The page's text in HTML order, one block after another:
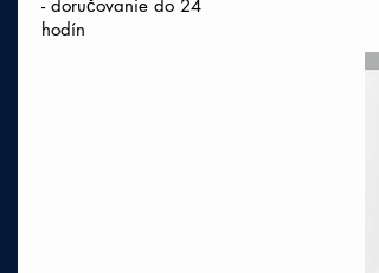
- doručovanie do 24
hodín